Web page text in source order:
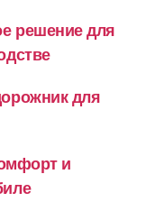
решение для
для
и